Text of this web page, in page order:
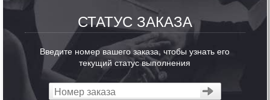
СТАТУС ЗАКАЗА
Введите номер вашего заказа, чтобы узнать его
текущий статус выполнения